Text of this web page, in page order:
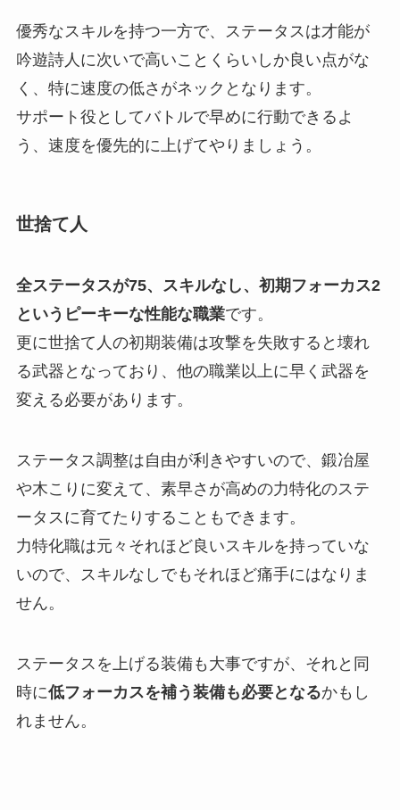
優秀なスキルを持つ一方で、ステータスは才能が
吟遊詩人に次いで高いことくらいしか良い点がな
く、特に速度の低さがネックとなります。
サポート役としてバトルで早めに行動できるよ
う、 速度を優先的に上げてやりましょう。
世捨て人
全ステータスが75、スキルなし、初期フォーカス2
というピーキーな性能な職業です。
更に世捨て人の初期装備は攻撃を失敗すると壊れ
る武器となっており、他の職業以上に早く武器を
変える必要があります。
ステータス調整は自由が利きやすいので、鍛冶屋
や木こりに変えて、 素早さが高めの力特化のステ
ータスに育てたりすることもできます。
力特化職は元々それほど良いスキルを持っていな
いので、スキルなしでもそれほど痛手にはなりま
せん。
ステータスを上げる装備も大事ですが、それと同
時に低フォーカスを補う装備も必要となるかもし
れません。